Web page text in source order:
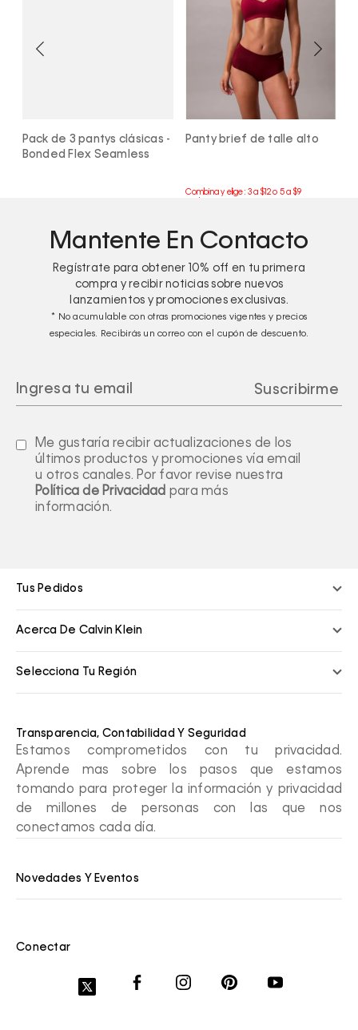
Pack de 3 pantys clásicas -
Bonded Flex Seamless
Panty brief de talle alto
Mantente En Contacto
Regístrate para obtener 10% off en tu primera
compra y recibir noticias sobre nuevos
lanzamientos y promociones exclusivas.
* No acumulable con otras promociones vigentes y precios
especiales. Recibirás un correo con el cupón de descuento.
Me gustaría recibir actualizaciones de los
últimos productos y promociones vía email
u otros canales. Por favor revise nuestra
Política de Privacidad para más
información.
Tus Pedidos
Acerca De Calvin Klein
Selecciona Tu Región
Transparencia, Contabilidad Y Seguridad
Estamos comprometidos con tu privacidad.
Aprende mas sobre los pasos que estamos
tomando para proteger la información y privacidad
de millones de personas con las que nos
conectamos cada día.
Novedades Y Eventos
Conectar